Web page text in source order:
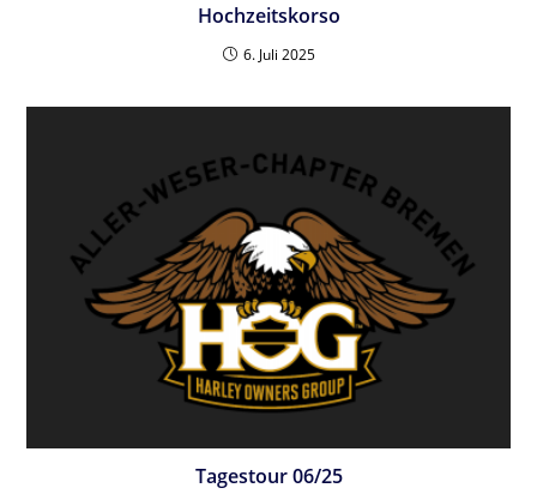
Hochzeitskorso
6. Juli 2025
Tagestour 06/25